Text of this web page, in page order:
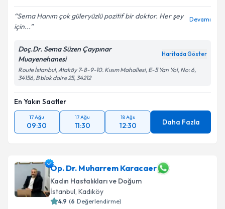
Sema Hanım çok güleryüzlü pozitif bir doktor. Her şey
için...
Devamı
Doç.Dr. Sema Süzen Çaypınar
Muayenehanesi
Haritada Göster
Route İstanbul, Ataköy 7-8-9-10. Kısım Mahallesi, E-5 Yan Yol, No: 6,
34156, B blok daire 25, 34212
En Yakın Saatler
17 Ağu
09:30
17 Ağu
11:30
18 Ağu
12:30 Daha Fazla
Op. Dr. Muharrem Karacaer
Kadın Hastalıkları ve Doğum
İstanbul, Kadıköy
4.9 (6 Değerlendirme)